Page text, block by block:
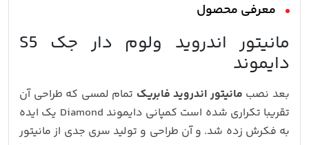
معرفی محصول
مانیتور اندروید ولوم دار جک S5
دایموند
بعد نصب مانیتور اندروید فابریک تمام لمسی که طراحی آن
تقریبا تکراری شده است کمپانی دایموند Diamond یک ایده
به فکرش زده شد. و آن طراحی و تولید سری جدی از مانیتور